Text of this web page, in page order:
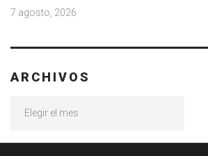
7 agosto, 2026
ARCHIVOS